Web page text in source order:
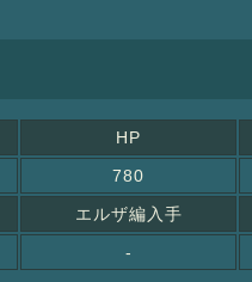
HP
780
エルザ編入手
-